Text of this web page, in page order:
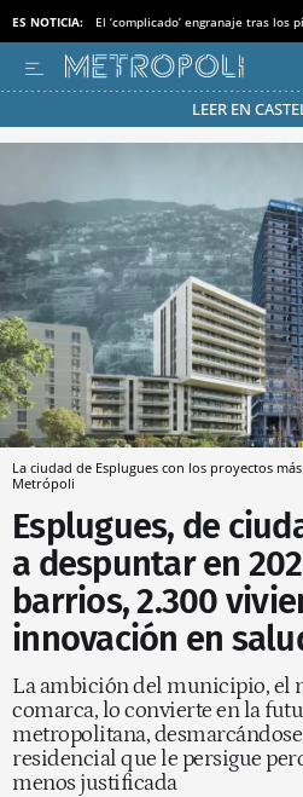
ES NOTICIA: El ‘complicado’ engranaje tras los
LEER EN
Pásate al MODO
La ciudad de Esplugues con los proyectos
Metrópoli
Esplugues, de
a despuntar en
barrios, 2.300
innovación en
La ambición del municipio, el
comarca, lo convierte en la
metropolitana,
residencial que le persigue
menos justificada